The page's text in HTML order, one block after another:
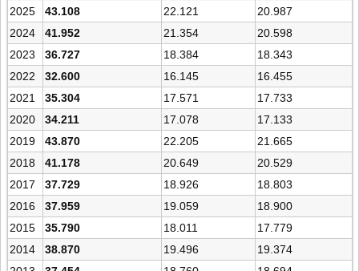
2025
43.108 22.121
20.987
2024
41.952 21.354
20.598
2023
36.727 18.384
18.343
2022
32.600 16.145
16.455
2021
35.304 17.571
17.733
2020
34.211 17.078
17.133
2019
43.870 22.205
21.665
2018
41.178 20.649
20.529
2017
37.729 18.926
18.803
2016
37.959 19.059
18.900
2015
35.790 18.011
17.779
2014
38.870 19.496
19.374